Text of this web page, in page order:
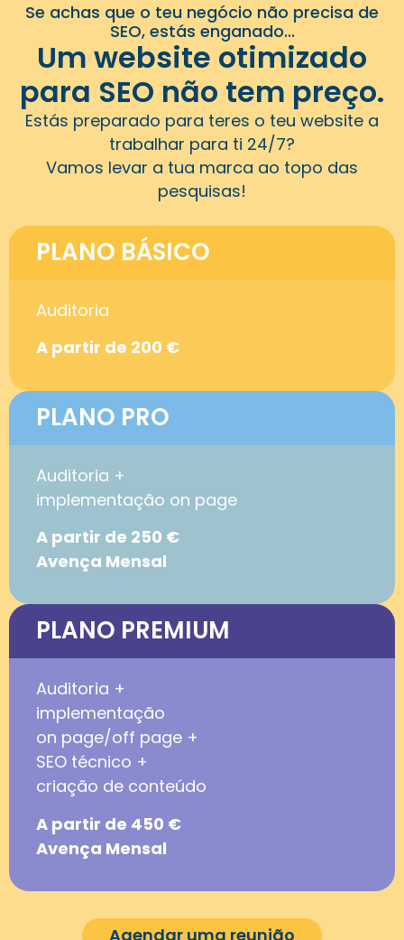
Se achas que o teu negócio não precisa de
SEO, estás enganado...
Um website otimizado
para SEO não tem preço.
Estás preparado para teres o teu website a
trabalhar para ti 24/7?
Vamos levar a tua marca ao topo das
pesquisas!
PLANO BÁSICO
Auditoria
A partir de 200 €
PLANO PRO
Auditoria +
implementação on page
A partir de 250 €
Avença Mensal
PLANO PREMIUM
Auditoria +
implementação
on page/off page +
SEO técnico +
criação de conteúdo
A partir de 450 €
Avença Mensal
Agendar uma reunião